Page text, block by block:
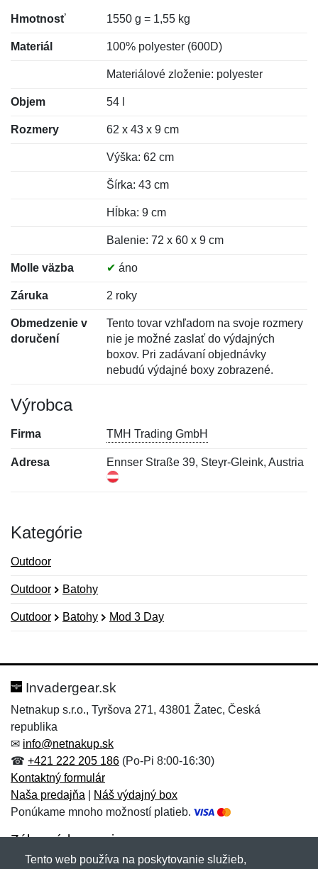
Hmotnosť 1550 g = 1,55 kg
Materiál 100% polyester (600D)
Materiálové zloženie: polyester
Objem 54 l
Rozmery 62 x 43 x 9 cm
Výška: 62 cm
Šírka: 43 cm
Hĺbka: 9 cm
Balenie: 72 x 60 x 9 cm
Molle väzba ✔ áno
Záruka 2 roky
Obmedzenie v
doručení
Tento tovar vzhľadom na svoje rozmery
nie je možné zaslať do výdajných
boxov. Pri zadávaní objednávky
nebudú výdajné boxy zobrazené.
Výrobca
Firma TMH Trading GmbH
Adresa Ennser Straße 39, Steyr-Gleink, Austria
Kategórie
Outdoor
Outdoor Batohy
Outdoor Batohy Mod 3 Day
Hodnotenie:
Meno:*
E-mail:
Meno:
E-mail:*
Správa*
Invadergear.sk
Netnakup s.r.o., Tyršova 271, 43801 Žatec, Česká
republika
✉ info@netnakup.sk
☎ +421 222 205 186 (Po-Pi 8:00-16:30)
Kontaktný formulár
Naša predajňa
Náš výdajný box
Ponúkame mnoho možností platieb.
Zákaznícky servis
Novinky emailom
Tento web používa na poskytovanie služieb,